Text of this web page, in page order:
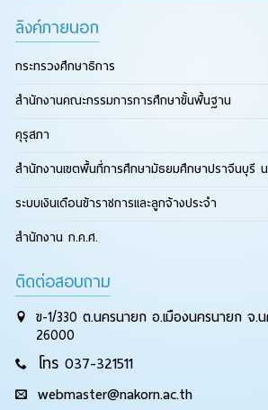
ลิงค์ภายนอก
กระทรวงศึกษาธิการ
สำนักงานคณะกรรมการการศึกษาขั้นพื้นฐาน
คุรุสภา
สำนักงานเขตพื้นที่การศึกษามัธยมศึกษาปราจีนบุรี
ระบบเงินเดือนข้าราชการและลูกจ้างประจำ
สำนักงาน ก.ค.ศ.
ติดต่อสอบถาม
ข-1/330 ต.นครนายก อ.เมืองนครนายก จ.
26000
โทร 037-321511
webmaster@nakorn.ac.th